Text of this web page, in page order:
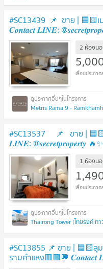
#SC13439 ​​ 📌 ขาย | 🟦🟨
𝑪𝒐𝒏𝒕𝒂𝒄𝒕 𝑳𝑰𝑵𝑬:
2 ห้องน
Metris Rama 9 -
#SC13537 📌 ขาย | 🟦🟨
𝑳𝑰𝑵𝑬: @𝒔𝒆𝒄𝒓𝒆𝒕𝒑𝒓𝒐𝒑𝒆𝒓𝒕𝒚 🔥✨
1 ห้องน
Thairong Tower (ไทยรงค์ ทา
#SC13855​​ 📌 ขาย | 🟦🟨
รามคำแหง🟥🟩💬 𝑪𝒐𝒏𝒕𝒂𝒄𝒕